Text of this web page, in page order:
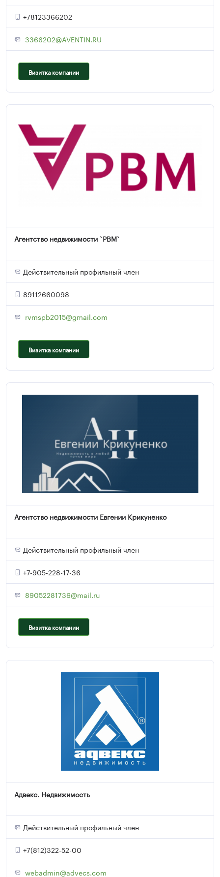
+78123366202
3366202@AVENTIN.RU
Визитка компании
Агентство недвижимости `РВМ`
Действительный профильный член
89112660098
rvmspb2015@gmail.com
Визитка компании
Агентство недвижимости Евгении Крикуненко
Действительный профильный член
+7-905-228-17-36
89052281736@mail.ru
Визитка компании
Адвекс. Недвижимость
Действительный профильный член
+7(812)322-52-00
webadmin@advecs.com